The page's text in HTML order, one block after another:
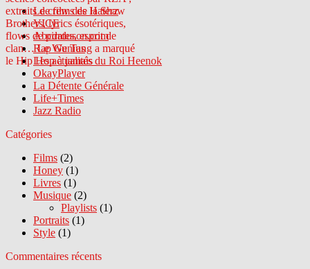
Le crew des Haterz
VICE
Abcdrduson.com
Rap Genius
Les actualités du Roi Heenok
OkayPlayer
La Détente Générale
Life+Times
Jazz Radio
Catégories
Films (2)
Honey (1)
Livres (1)
Musique (2)
Playlists (1)
Portraits (1)
Style (1)
Commentaires récents